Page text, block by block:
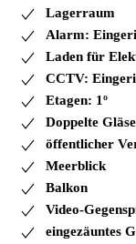
Lagerraum
Alarm:
Laden für
CCTV:
Etagen: 1º
Doppelte
öffentlicher
Meerblick
Balkon
Video-
eingezäuntes